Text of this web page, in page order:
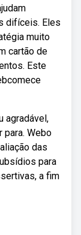
difíceis. Eles
muito
cartão de
Este
agradável,
para. Webo
das
para
a fim